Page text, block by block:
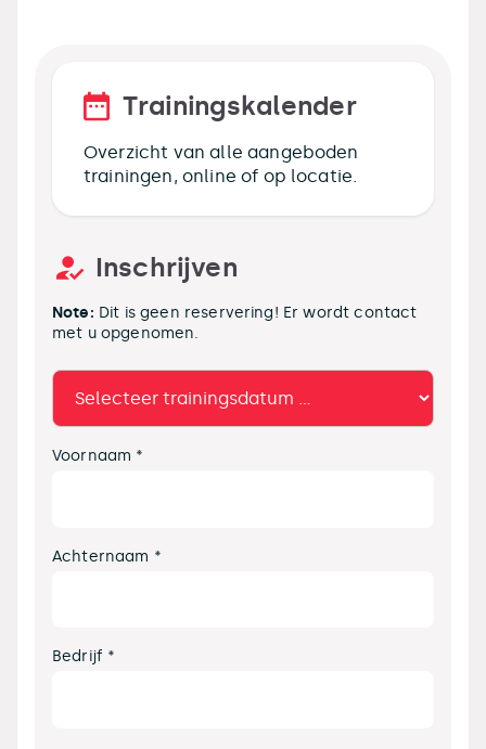
Trainingskalender
Overzicht van alle aangeboden
trainingen, online of op locatie.
Inschrijven
Note: Dit is geen reservering! Er wordt contact
met u opgenomen.
Voornaam *
Achternaam *
Bedrijf *